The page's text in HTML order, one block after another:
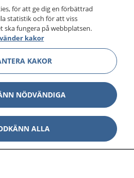
Visa
Visa
för att ge dig en förbättrad
statistik och för att viss
fungera på webbplatsen.
kakor
KAKOR
NÖDVÄNDIGA
ALLA